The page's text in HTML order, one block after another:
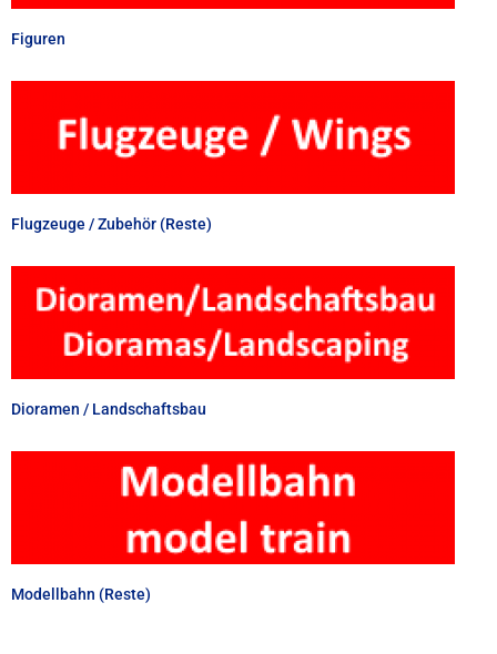
Figuren
Flugzeuge / Zubehör (Reste)
Dioramen / Landschaftsbau
Modellbahn (Reste)